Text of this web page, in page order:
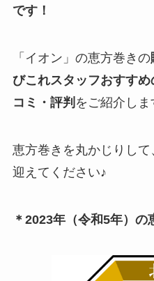
です！
「イオン」の恵方巻きの
びこれスタッフおすす
コミ・評判 をご紹介しま
恵方巻きを丸かじりし
迎えてください♪
＊2023年（令和5年）の